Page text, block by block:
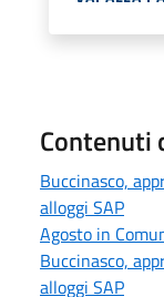
Contenuti
Buccinasco,
alloggi SAP
Agosto in
Buccinasco,
alloggi SAP